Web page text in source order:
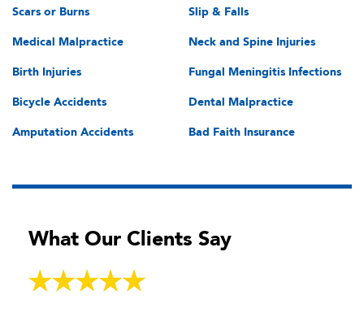
Scars or Burns
Medical Malpractice
Birth Injuries
Bicycle Accidents
Amputation Accidents
Slip & Falls
Neck and Spine Injuries
Fungal Meningitis Infections
Dental Malpractice
Bad Faith Insurance
What Our Clients Say